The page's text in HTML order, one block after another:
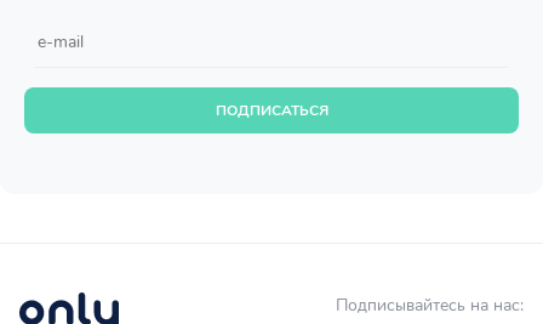
ПОДПИСАТЬСЯ
Подписывайтесь на нас: